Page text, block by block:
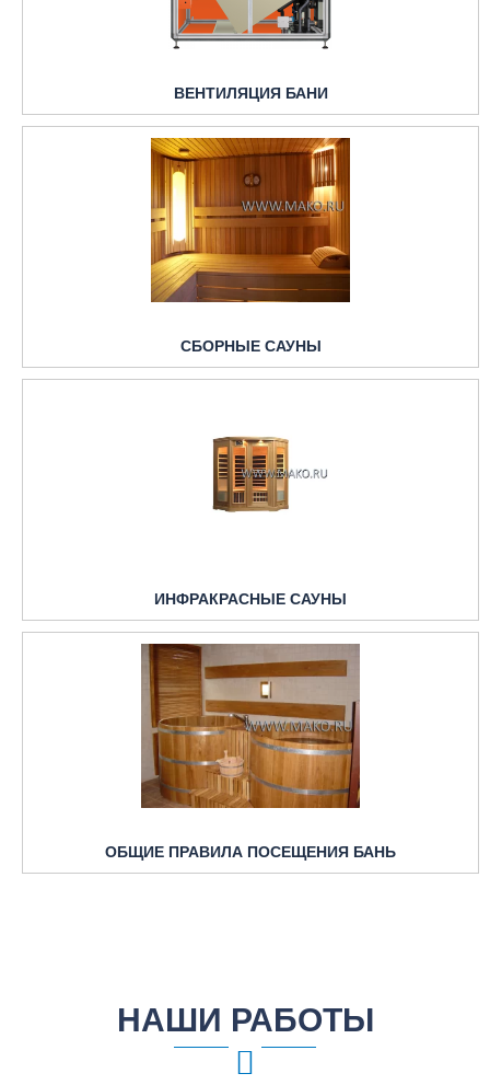
ВЕНТИЛЯЦИЯ БАНИ
СБОРНЫЕ САУНЫ
ИНФРАКРАСНЫЕ САУНЫ
ОБЩИЕ ПРАВИЛА ПОСЕЩЕНИЯ БАНЬ
НАШИ РАБОТЫ